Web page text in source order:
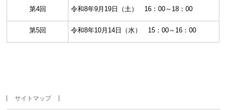
第4回 令和8年9月19日（土） 16：00～18：00
第5回 令和8年10月14日（水） 15：00～16：00
サイトマップ